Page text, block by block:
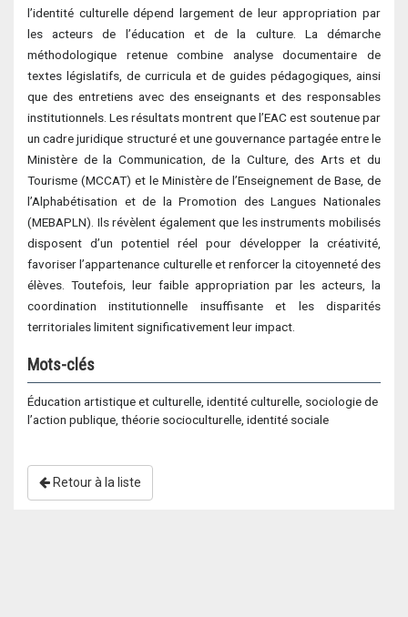
l’identité culturelle dépend largement de leur appropriation par
les acteurs de l’éducation et de la culture. La démarche
méthodologique retenue combine analyse documentaire de
textes législatifs, de curricula et de guides pédagogiques, ainsi
que des entretiens avec des enseignants et des responsables
institutionnels. Les résultats montrent que l’EAC est soutenue par
un cadre juridique structuré et une gouvernance partagée entre le
Ministère de la Communication, de la Culture, des Arts et du
Tourisme (MCCAT) et le Ministère de l’Enseignement de Base, de
l’Alphabétisation et de la Promotion des Langues Nationales
(MEBAPLN). Ils révèlent également que les instruments mobilisés
disposent d’un potentiel réel pour développer la créativité,
favoriser l’appartenance culturelle et renforcer la citoyenneté des
élèves. Toutefois, leur faible appropriation par les acteurs, la
coordination institutionnelle insuffisante et les disparités
territoriales limitent significativement leur impact.
Mots-clés
Éducation artistique et culturelle, identité culturelle, sociologie de
l’action publique, théorie socioculturelle, identité sociale
Retour à la liste